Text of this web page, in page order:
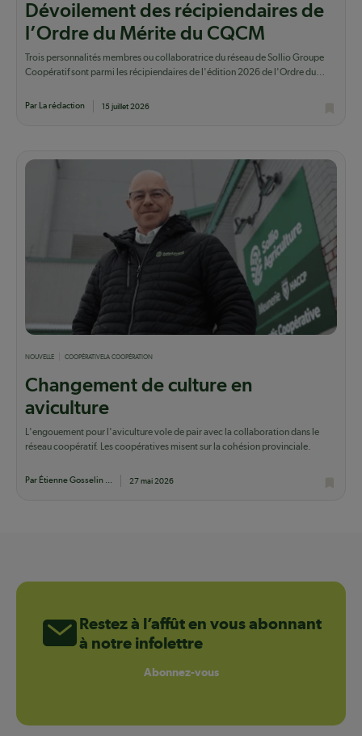
Dévoilement des récipiendaires de
l’Ordre du Mérite du CQCM
Trois personnalités membres ou collaboratrice du réseau de Sollio Groupe
Coopératif sont parmi les récipiendaires de l'édition 2026 de l'Ordre du
Par La rédaction 15 juillet 2026
NOUVELLE COOPÉRATIVELA COOPÉRATION
Changement de culture en
aviculture
L'engouement pour l'aviculture vole de pair avec la collaboration dans le
réseau coopératif. Les coopératives misent sur la cohésion provinciale.
Par Étienne Gosselin ... 27 mai 2026
Restez à l’affût en vous abonnant
à notre infolettre
Abonnez-vous